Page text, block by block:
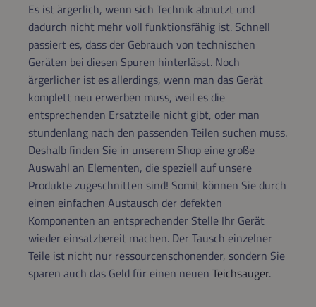
Es ist ärgerlich, wenn sich Technik abnutzt und
dadurch nicht mehr voll funktionsfähig ist. Schnell
passiert es, dass der Gebrauch von technischen
Geräten bei diesen Spuren hinterlässt. Noch
ärgerlicher ist es allerdings, wenn man das Gerät
komplett neu erwerben muss, weil es die
entsprechenden Ersatzteile nicht gibt, oder man
stundenlang nach den passenden Teilen suchen muss.
Deshalb finden Sie in unserem Shop eine große
Auswahl an Elementen, die speziell auf unsere
Produkte zugeschnitten sind! Somit können Sie durch
einen einfachen Austausch der defekten
Komponenten an entsprechender Stelle Ihr Gerät
wieder einsatzbereit machen. Der Tausch einzelner
Teile ist nicht nur ressourcenschonender, sondern Sie
sparen auch das Geld für einen neuen Teichsauger.